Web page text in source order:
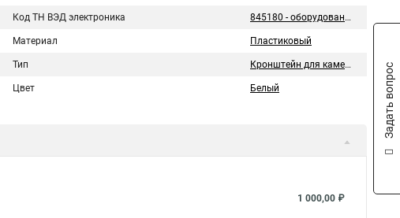
Код ТН ВЭД электроника 845180 - оборудование прочее
Материал Пластиковый
Тип Кронштейн для камеры видеонаблюдения
Цвет Белый
1 000,00 ₽
Задать вопрос